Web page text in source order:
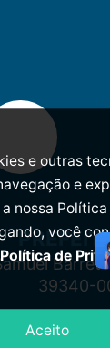
39340-
e outras
e
nossa
você
de
Aceito